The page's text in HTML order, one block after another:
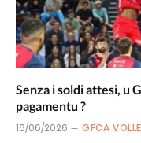
Senza i soldi attesi, u
pagamentu ?
16/06/2026 GFCA